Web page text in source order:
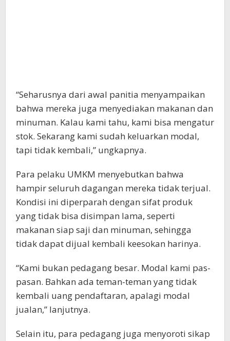
“Seharusnya dari awal panitia menyampaikan
bahwa mereka juga menyediakan makanan dan
minuman. Kalau kami tahu, kami bisa mengatur
stok. Sekarang kami sudah keluarkan modal,
tapi tidak kembali,” ungkapnya.
Para pelaku UMKM menyebutkan bahwa
hampir seluruh dagangan mereka tidak terjual.
Kondisi ini diperparah dengan sifat produk
yang tidak bisa disimpan lama, seperti
makanan siap saji dan minuman, sehingga
tidak dapat dijual kembali keesokan harinya.
“Kami bukan pedagang besar. Modal kami pas-
pasan. Bahkan ada teman-teman yang tidak
kembali uang pendaftaran, apalagi modal
jualan,” lanjutnya.
Selain itu, para pedagang juga menyoroti sikap